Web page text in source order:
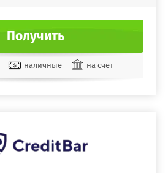
Получить
наличные на счет